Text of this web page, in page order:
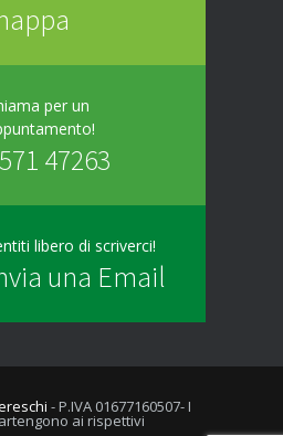
per un
47263
libero di scriverci!
una Email
- P.IVA 01677160507- I
ai rispettivi